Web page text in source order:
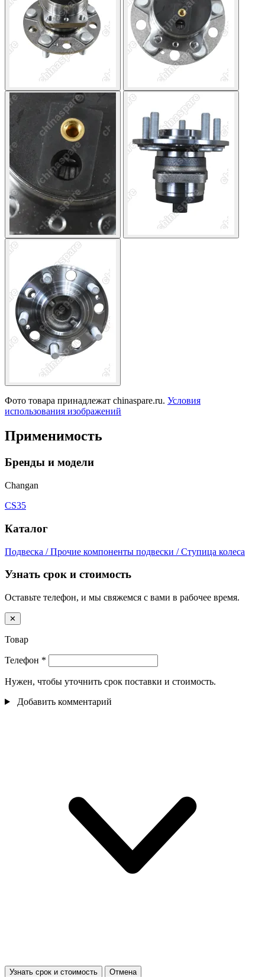
Фото товара принадлежат chinaspare.ru. Условия
использования изображений
Применимость
Бренды и модели
Changan
CS35
Каталог
Подвеска / Прочие компоненты подвески / Ступица колеса
Узнать срок и стоимость
Оставьте телефон, и мы свяжемся с вами в рабочее время.
✕
Товар
Телефон *
Нужен, чтобы уточнить срок поставки и стоимость.
Добавить комментарий
Узнать срок и стоимость Отмена